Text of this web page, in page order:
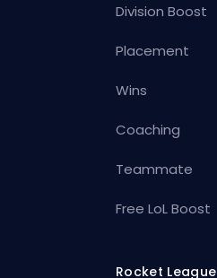
Division Boost
Placement
Wins
Coaching
Teammate
Free LoL Boost
Rocket League